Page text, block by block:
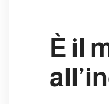
È il